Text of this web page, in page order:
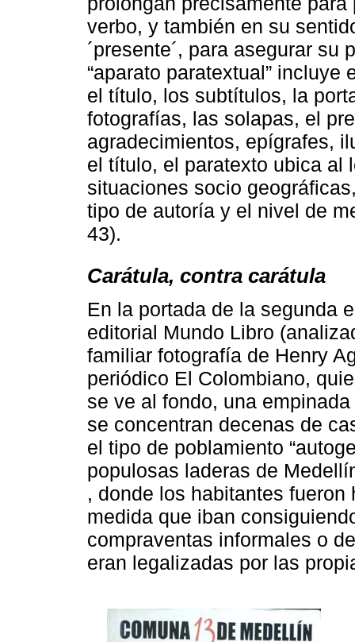
verbo, y también en su
´presente´, para asegurar su
“aparato paratextual”
el título, los subtítulos, la
fotografías, las solapas, el
agradecimientos, epígrafes,
el título, el paratexto ubica al
situaciones socio
tipo de autoría y el nivel de
43).
Carátula, contra carátula
En la portada de la segunda
editorial Mundo Libro
familiar fotografía de Henry
periódico El Colombiano,
se ve al fondo, una
se concentran decenas de
el tipo de poblamiento
populosas laderas de
, donde los habitantes
medida que iban
compraventas informales o
eran legalizadas por las